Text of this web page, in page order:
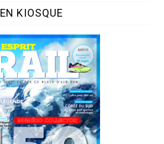
EN KIOSQUE